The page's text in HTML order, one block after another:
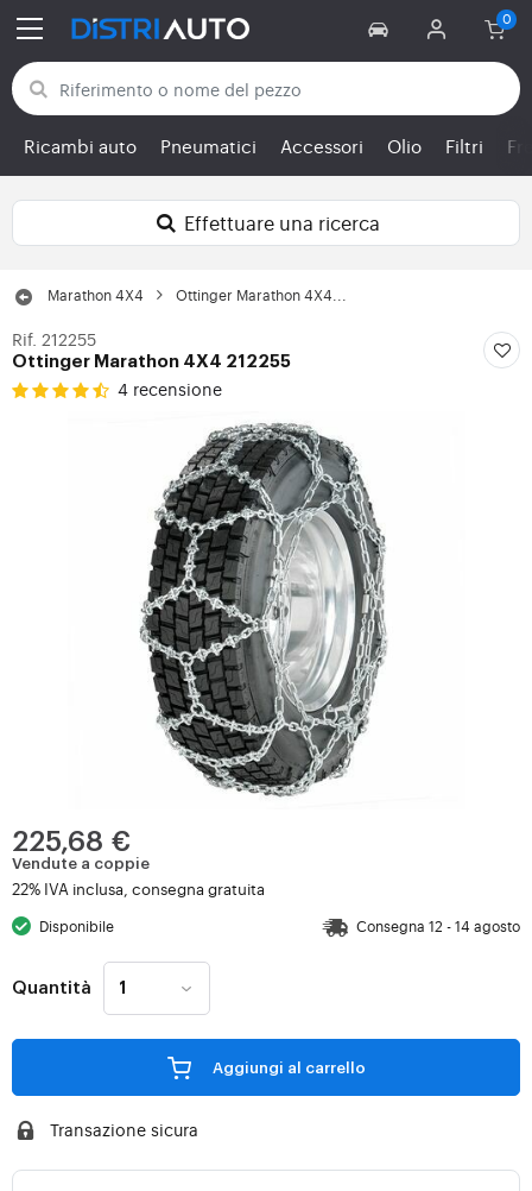
Torna alle categorie
Ricambi auto Pneumatici Accessori Olio Filtri
Effettuare una ricerca
Marathon 4X4 Ottinger Marathon 4X4...
Rif. 212255
Ottinger Marathon 4X4 212255
4 recensione
225,68 €
Vendute a coppie
22% IVA inclusa, consegna gratuita
Disponibile Consegna 12 - 14 agosto
Quantità
Aggiungi al carrello
Transazione sicura